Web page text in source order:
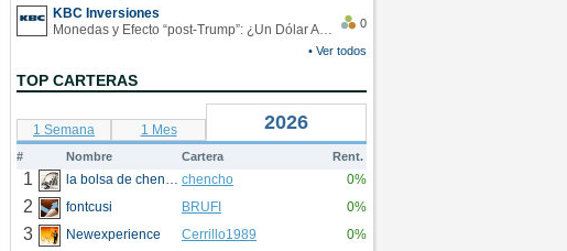
KBC Inversiones
Monedas y Efecto “post-Trump”: ¿Un Dólar Americano operando en rangos?
0
• Ver todos
TOP CARTERAS
1 Semana 1 Mes 2026
# Nombre Cartera Rent.
1 la bolsa de chencho chencho 0%
2 fontcusi BRUFI 0%
3 Newexperience Cerrillo1989 0%